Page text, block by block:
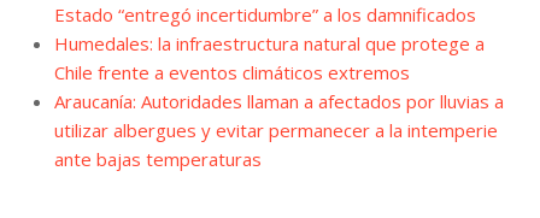
Estado “entregó incertidumbre” a los damnificados
Humedales: la infraestructura natural que protege a
Chile frente a eventos climáticos extremos
Araucanía: Autoridades llaman a afectados por lluvias a
utilizar albergues y evitar permanecer a la intemperie
ante bajas temperaturas